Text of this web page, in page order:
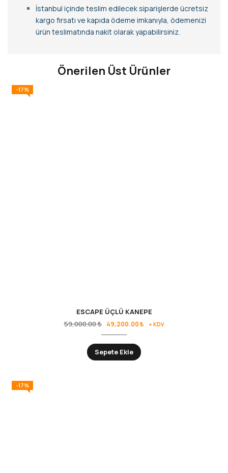
İstanbul içinde teslim edilecek siparişlerde ücretsiz
kargo fırsatı ve kapıda ödeme imkanıyla, ödemenizi
ürün teslimatında nakit olarak yapabilirsiniz.
Önerilen Üst Ürünler
-17%
ESCAPE ÜÇLÜ KANEPE
59,000.00₺ 49,200.00₺ + KDV
Sepete Ekle
-17%